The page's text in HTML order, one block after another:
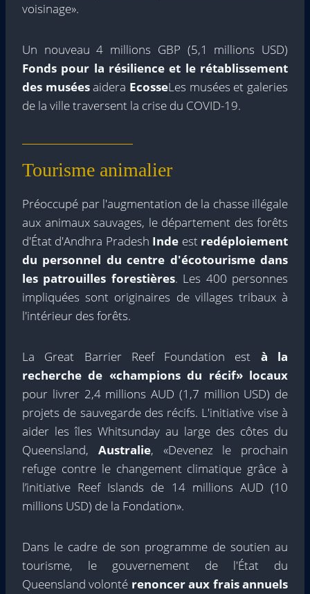
voisinage».
Un nouveau 4 millions GBP (5,1 millions USD)
Fonds pour la résilience et le rétablissement
des muséesaidera EcosseLes musées et galeries
de la ville traversent la crise du COVID-19.
Tourisme animalier
Préoccupé par l'augmentation de la chasse illégale
aux animaux sauvages, le département des forêts
d'État d'Andhra Pradesh Inde est redéploiement
du personnel du centre d'écotourisme dans
les patrouilles forestières. Les 400 personnes
impliquées sont originaires de villages tribaux à
l'intérieur des forêts.
La Great Barrier Reef Foundation est à la
recherche de «champions du récif» locaux
pour livrer 2,4 millions AUD (1,7 million USD) de
projets de sauvegarde des récifs. L'initiative vise à
aider les îles Whitsunday au large des côtes du
Queensland, Australie, «Devenez le prochain
refuge contre le changement climatique grâce à
l’initiative Reef Islands de 14 millions AUD (10
millions USD) de la Fondation».
Dans le cadre de son programme de soutien au
tourisme, le gouvernement de l'État du
Queensland volonté renoncer aux frais annuels